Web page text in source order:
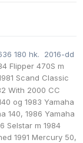
180 hk. 2016-dd
Flipper 470S m
Scand Classic
With 2000 CC
og 1983 Yamaha
140, 1986 Yamaha
Selstar m 1984
1991 Mercury 50,